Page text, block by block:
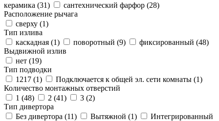
керамика (31) сантехнический фарфор (28)
Расположение рычага
сверху (1)
Тип излива
каскадная (1) поворотный (9) фиксированный (48)
Выдвижной излив
нет (19)
Тип подводки
1217 (1) Подключается к общей эл. сети комнаты (1)
Количество монтажных отверстий
1 (48) 2 (41) 3 (2)
Тип дивертора
Без дивертора (11) Вытяжной (1)
Интегрированный